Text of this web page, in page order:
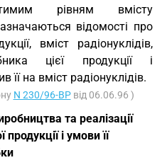
рівням вмісту
відомості про
вміст радіонуклідів,
цієї продукції і
її на вміст радіонуклідів.
N 230/96-ВРвід 06.06.96 )
та реалізації
і умови її